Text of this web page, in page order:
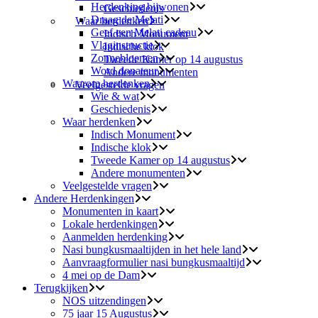
Geschiedenis
Waar herdenken
Indisch Monument
Indische klok
Tweede Kamer op 14 augustus
Andere monumenten
Veelgestelde vragen
Herdenking bijwonen
Draag de Melati
Geef een Melati cadeau
Vlaginstructie
Zonnebloemen
Word donateur
Waarom herdenken
Wie & wat
Geschiedenis
Waar herdenken
Indisch Monument
Indische klok
Tweede Kamer op 14 augustus
Andere monumenten
Veelgestelde vragen
Andere Herdenkingen
Monumenten in kaart
Lokale herdenkingen
Aanmelden herdenking
Nasi bungkusmaaltijden in het hele land
Aanvraagformulier nasi bungkusmaaltijd
4 mei op de Dam
Terugkijken
NOS uitzendingen
75 jaar 15 Augustus